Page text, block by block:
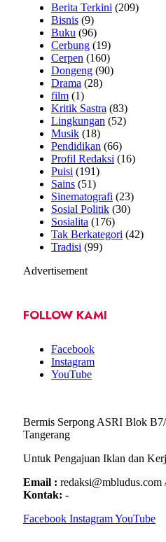
Berita Terkini (209)
Bisnis (9)
Buku (96)
Cerbung (19)
Cerpen (160)
Dongeng (90)
Drama (28)
film (1)
Kritik Sastra (83)
Lingkungan (52)
Musik (18)
Pendidikan (66)
Profil Redaksi (16)
Puisi (191)
Sains (51)
Sinematografi (23)
Sosial Politik (30)
Sosialita (176)
Tak Berkategori (42)
Tradisi (99)
Advertisement
FOLLOW KAMI
Facebook
Instagram
YouTube
Bermis Serpong ASRI Blok
Tangerang
Untuk Pengajuan Iklan dan
Email :
Kontak: -
Facebook InstagramYouTube